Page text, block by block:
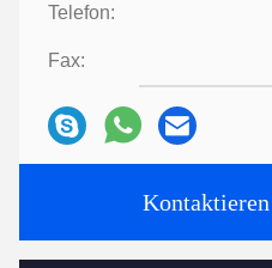
Telefon:
Fax: